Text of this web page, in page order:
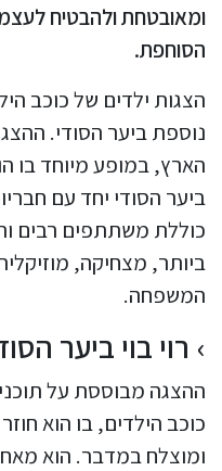
ומאובטחת ולהבטיח
הסוחפת.
הצגות ילדים של כוכב
נוספת ביער הסודי.
הארץ, במופע מיוחד בו
ביער הסודי יחד עם
כוללת משתתפים רבים
ביותר, מצחיקה,
המשפחה.
רוי בוי ביער
ההצגה מבוססת על
כוכב הילדים, בו הוא
ומוצלח במדבר. הוא